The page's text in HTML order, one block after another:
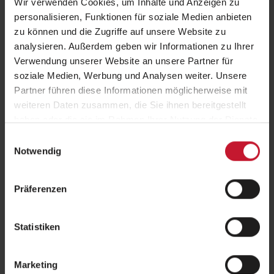
Wir verwenden Cookies, um Inhalte und Anzeigen zu
personalisieren, Funktionen für soziale Medien anbieten
zu können und die Zugriffe auf unsere Website zu
analysieren. Außerdem geben wir Informationen zu Ihrer
Verwendung unserer Website an unsere Partner für
soziale Medien, Werbung und Analysen weiter. Unsere
Partner führen diese Informationen möglicherweise mit
weiteren Daten zusammen, die Sie ihnen bereitgestellt
Notwendig
Präferenzen
Statistiken
Marketing
Fachwirte